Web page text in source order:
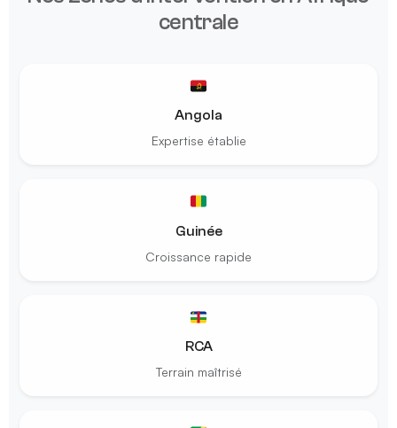
centrale
Angola
Expertise établie
Guinée
Croissance rapide
RCA
Terrain maîtrisé